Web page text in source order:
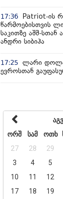
17:36
Patriot-ის
წარმოებისთვის
საკითზე აშშ-სთან
ანდრი სიბიჰა
17:25 ლარი
ევროსთან
ორშ
სამ ოთხ
27
28 29
3
4 5
10
11 12
17
18 19